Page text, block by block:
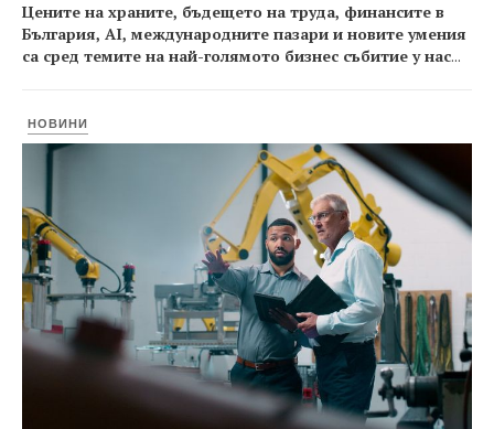
Цените на храните, бъдещето на труда, финансите в
България, AI, международните пазари и новите умения
са сред темите на най-голямото бизнес събитие у нас...
НОВИНИ